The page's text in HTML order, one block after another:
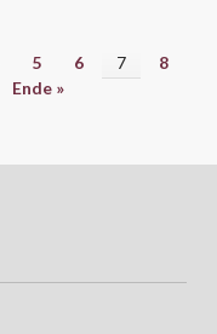
5 6 7
8
Ende »